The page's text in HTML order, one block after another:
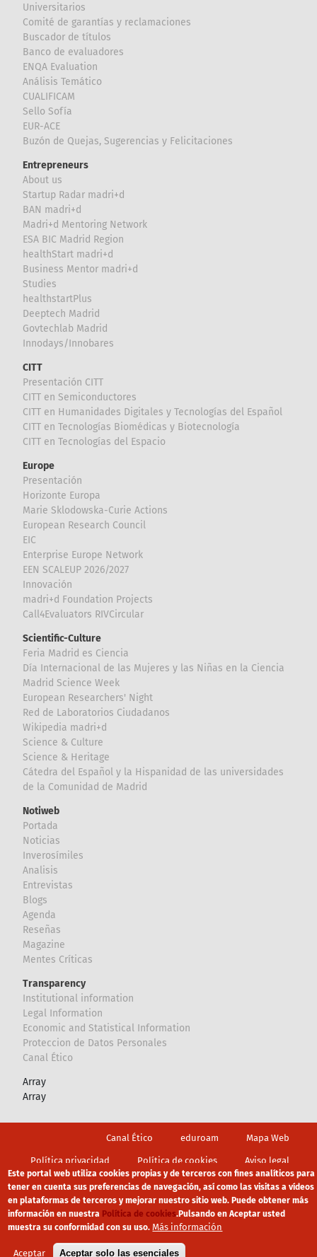
Universitarios
Comité de garantías y reclamaciones
Buscador de títulos
Banco de evaluadores
ENQA Evaluation
Análisis Temático
CUALIFICAM
Sello Sofía
EUR-ACE
Buzón de Quejas, Sugerencias y Felicitaciones
Entrepreneurs
About us
Startup Radar madri+d
BAN madri+d
Madri+d Mentoring Network
ESA BIC Madrid Region
healthStart madri+d
Business Mentor madri+d
Studies
healthstartPlus
Deeptech Madrid
Govtechlab Madrid
Innodays/Innobares
CITT
Presentación CITT
CITT en Semiconductores
CITT en Humanidades Digitales y Tecnologías del Español
CITT en Tecnologías Biomédicas y Biotecnología
CITT en Tecnologías del Espacio
Europe
Presentación
Horizonte Europa
Marie Sklodowska-Curie Actions
European Research Council
EIC
Enterprise Europe Network
EEN SCALEUP 2026/2027
Innovación
madri+d Foundation Projects
Call4Evaluators RIVCircular
Scientific-Culture
Feria Madrid es Ciencia
Día Internacional de las Mujeres y las Niñas en la Ciencia
Madrid Science Week
European Researchers' Night
Red de Laboratorios Ciudadanos
Wikipedia madri+d
Science & Culture
Science & Heritage
Cátedra del Español y la Hispanidad de las universidades
de la Comunidad de Madrid
Notiweb
Portada
Noticias
Inverosímiles
Analisis
Entrevistas
Blogs
Agenda
Reseñas
Magazine
Mentes Críticas
Transparency
Institutional information
Legal Information
Economic and Statistical Information
Proteccion de Datos Personales
Canal Ético
Array
Array
Canal Ético eduroam Mapa Web
Política privacidad Política de cookies Aviso legal
Este portal web utiliza cookies propias y de terceros con fines analíticos para
tener en cuenta sus preferencias de navegación, así como las visitas a vídeos
en plataformas de terceros y mejorar nuestro sitio web. Puede obtener más
información en nuestra Política de cookies.Pulsando en Aceptar usted
muestra su conformidad con su uso. Más información
Aceptar Aceptar solo las esenciales